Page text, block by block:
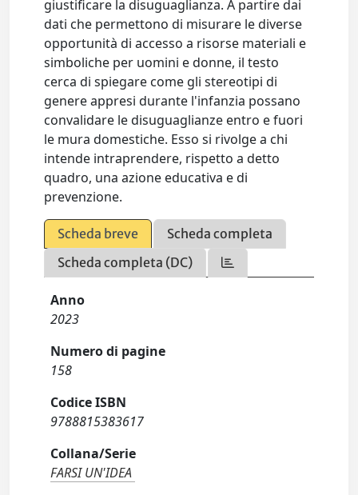
giustificare la disuguaglianza. A partire dai
dati che permettono di misurare le diverse
opportunità di accesso a risorse materiali e
simboliche per uomini e donne, il testo
cerca di spiegare come gli stereotipi di
genere appresi durante l'infanzia possano
convalidare le disuguaglianze entro e fuori
le mura domestiche. Esso si rivolge a chi
intende intraprendere, rispetto a detto
quadro, una azione educativa e di
prevenzione.
Scheda breve
Scheda completa
Scheda completa (DC)
Anno
2023
Numero di pagine
158
Codice ISBN
9788815383617
Collana/Serie
FARSI UN'IDEA